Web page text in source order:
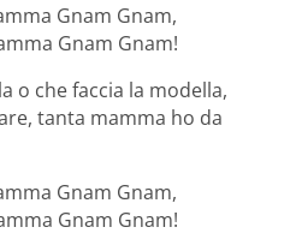
Gnam Gnam,
Gnam Gnam!
o che faccia la modella,
tanta mamma ho da
Gnam Gnam,
Gnam Gnam!